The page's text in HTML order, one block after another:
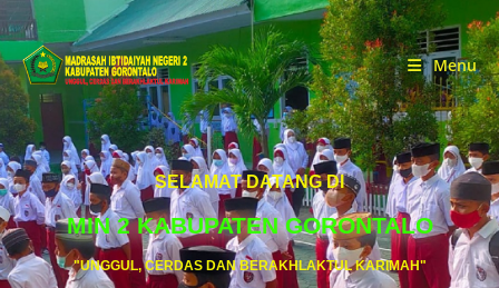
Menu
SELAMAT DATANG DI
MIN 2 KABUPATEN GORONTALO
"UNGGUL, CERDAS DAN BERAKHLAKTUL KARIMAH"